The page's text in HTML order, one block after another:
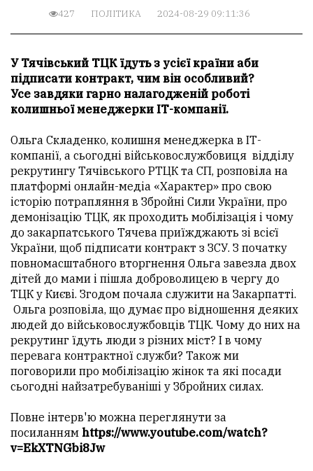
427 ПОЛІТИКА 2024-08-29 09:11:36
У Тячівський ТЦК їдуть з усієї країни аби
підписати контракт, чим він особливий?
Усе завдяки гарно налагодженій роботі
колишньої менеджерки ІТ-компанії.
Ольга Складенко, колишня менеджерка в ІТ-
компанії, а сьогодні військовослужбовиця відділу
рекрутингу Тячівського РТЦК та СП, розповіла на
платформі онлайн-медіа «Характер» про свою
історію потрапляння в Збройні Сили України, про
демонізацію ТЦК, як проходить мобілізація і чому
до закарпатського Тячева приїжджають зі всієї
України, щоб підписати контракт з ЗСУ. З початку
повномасштабного вторгнення Ольга завезла двох
дітей до мами і пішла доброволицею в чергу до
ТЦК у Києві. Згодом почала служити на Закарпатті.
Ольга розповіла, що думає про відношення деяких
людей до військовослужбовців ТЦК. Чому до них на
рекрутинг їдуть люди з різних міст? І в чому
перевага контрактної служби? Також ми
поговорили про мобілізацію жінок та які посади
сьогодні найзатребуваніші у Збройних силах.
Повне інтерв'ю можна переглянути за
посиланням https://www.youtube.com/watch?
v=EkXTNGbi8Jw